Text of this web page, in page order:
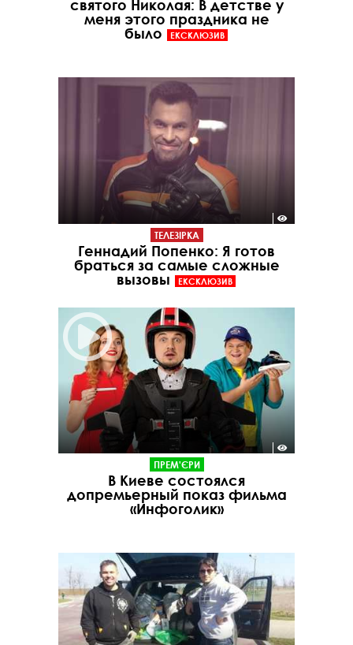
святого Николая: В детстве у
меня этого праздника не
было
ЕКСКЛЮЗИВ
ТЕЛЕЗІРКА
Геннадий Попенко: Я готов
браться за самые сложные
вызовы
ЕКСКЛЮЗИВ
ПРЕМ'ЄРИ
В Киеве состоялся
допремьерный показ фильма
«Инфоголик»